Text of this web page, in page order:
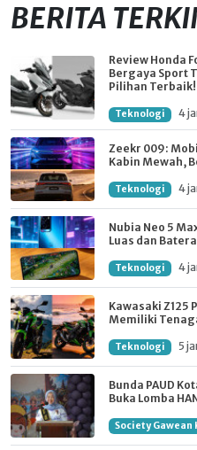
BERITA
Review Honda
Bergaya Sport
Pilihan Terbaik!
Teknologi 4
Zeekr 009:
Kabin Mewah,
Teknologi 4
Nubia Neo 5
Luas dan
Teknologi 4
Kawasaki Z125
Memiliki
Teknologi 5
Bunda PAUD
Buka Lomba
Society Gawean